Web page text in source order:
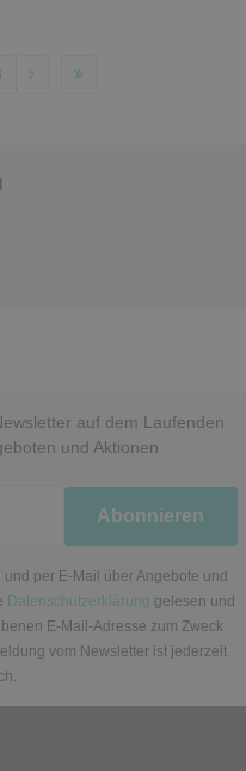
auf dem Laufenden
und Aktionen
Abonnieren
per E-Mail über Angebote und
Datenschutzerklärung gelesen und
E-Mail-Adresse zum Zweck
vom Newsletter ist jederzeit